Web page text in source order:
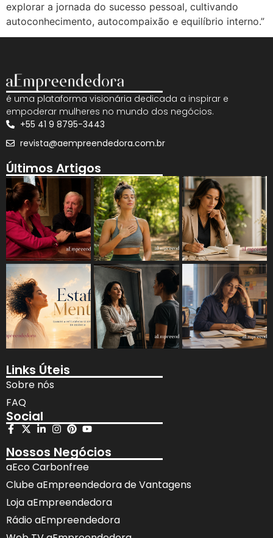
explorar a jornada do sucesso pessoal, cultivando
autoconhecimento, autocompaixão e equilíbrio interno.”
é uma plataforma visionária dedicada a inspirar e
empoderar mulheres no mundo dos negócios.
+55 41 9 8795-3443
revista@aempreendedora.com.br
Últimos Artigos
Links Úteis
Sobre nós
FAQ
Social
Nossos Negócios
aEco Carbonfree
Clube aEmpreendedora de Vantagens
Loja aEmpreendedora
Rádio aEmpreendedora